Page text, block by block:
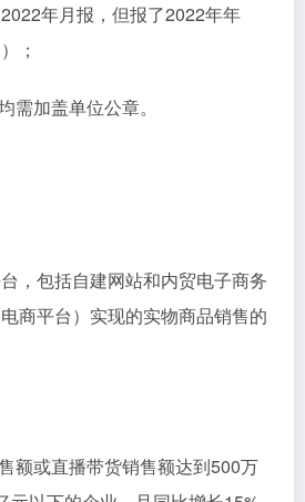
年月报，但报了2022年年
；
需加盖单位公章。
，包括自建网站和内贸电子商务
商平台）实现的实物商品销售的
额或直播带货销售额达到500万